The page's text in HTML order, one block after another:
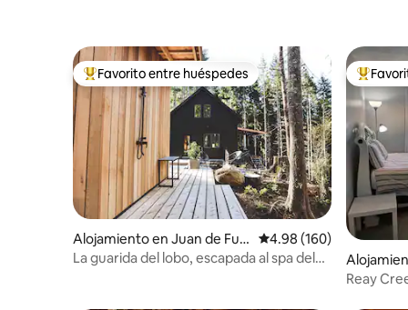
Favorito entre huéspedes preferido
Favorito entre huéspedes
Alojamiento en Juan de Fuc
a
Calificación promedio:
4.98 (160)
La guarida del lobo, escapada al spa del
Reay